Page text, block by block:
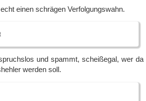
einen schrägen Verfolgungswahn.
und spammt, scheißegal, wer da
werden soll.